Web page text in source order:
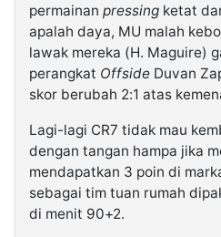
permainan pressing ketat
apalah daya, MU malah
lawak mereka (H. Maguire)
perangkat Offside Duvan
skor berubah 2:1 atas
Lagi-lagi CR7 tidak mau
dengan tangan hampa jika
mendapatkan 3 poin di
sebagai tim tuan rumah
di menit 90+2.